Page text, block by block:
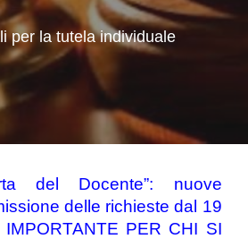
per la tutela individuale
del Docente”: nuove
delle richieste dal 19
PER CHI SI